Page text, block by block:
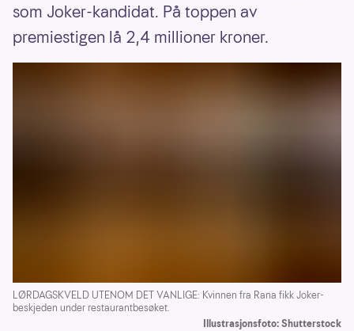
som Joker-kandidat. På toppen av
premiestigen lå 2,4 millioner kroner.
LØRDAGSKVELD UTENOM DET VANLIGE: Kvinnen fra Rana fikk Joker-
beskjeden under restaurantbesøket.
Illustrasjonsfoto: Shutterstock